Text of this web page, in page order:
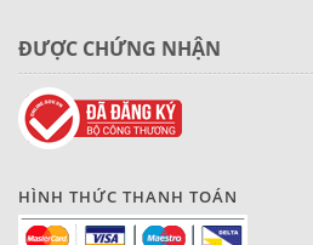
ĐƯỢC CHỨNG NHẬN
HÌNH THỨC THANH TOÁN